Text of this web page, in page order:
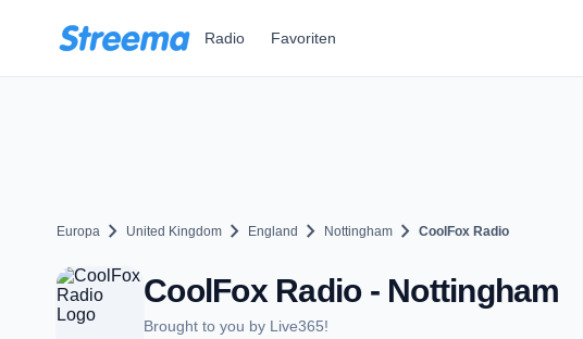
Radio Favoriten
Europa chevron_right United Kingdom chevron_right England chevron_right Nottingham chevron_right CoolFox Radio
CoolFox Radio - Nottingham
Brought to you by Live365!